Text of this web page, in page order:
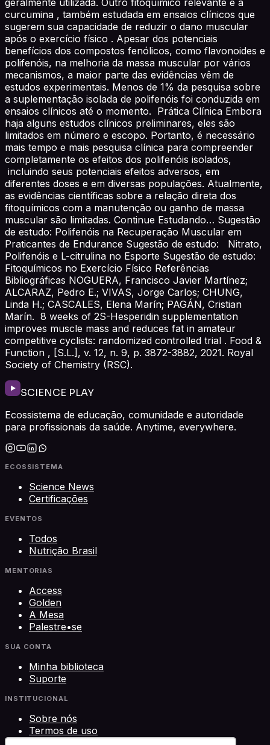
curcumina , também estudada em ensaios clínicos que
sugerem sua capacidade de reduzir o dano muscular
após o exercício físico . Apesar dos potenciais
benefícios dos compostos fenólicos, como flavonoides e
polifenóis, na melhoria da massa muscular por vários
mecanismos, a maior parte das evidências vêm de
estudos experimentais. Menos de 1% da pesquisa sobre
a suplementação isolada de polifenóis foi conduzida em
ensaios clínicos até o momento. Prática Clínica Embora
haja alguns estudos clínicos preliminares, eles são
limitados em número e escopo. Portanto, é necessário
mais tempo e mais pesquisa clínica para compreender
completamente os efeitos dos polifenóis isolados,
incluindo seus potenciais efeitos adversos, em
diferentes doses e em diversas populações. Atualmente,
as evidências científicas sobre a relação direta dos
fitoquímicos com a manutenção ou ganho de massa
muscular são limitadas. Continue Estudando… Sugestão
de estudo: Polifenóis na Recuperação Muscular em
Praticantes de Endurance Sugestão de estudo: Nitrato,
Polifenóis e L-citrulina no Esporte Sugestão de estudo:
Fitoquímicos no Exercício Físico Referências
Bibliográficas NOGUERA, Francisco Javier Martínez;
ALCARAZ, Pedro E.; VIVAS, Jorge Carlos; CHUNG,
Linda H.; CASCALES, Elena Marín; PAGÁN, Cristian
Marín. 8 weeks of 2S-Hesperidin supplementation
improves muscle mass and reduces fat in amateur
competitive cyclists: randomized controlled trial . Food &
Function , [S.L.], v. 12, n. 9, p. 3872-3882, 2021. Royal
Society of Chemistry (RSC).
SCIENCE PLAY
Ecossistema de educação, comunidade e autoridade
para profissionais da saúde. Anytime, everywhere.
ECOSSISTEMA
Science News
Certificações
EVENTOS
Todos
Nutrição Brasil
MENTORIAS
Access
Golden
A Mesa
Palestre•se
SUA CONTA
Minha biblioteca
Suporte
INSTITUCIONAL
Sobre nós
Termos de uso
Privacidade